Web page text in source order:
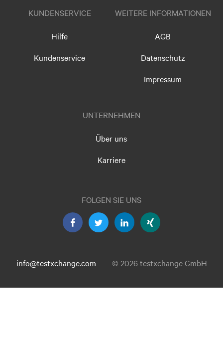
KUNDENSERVICE
Hilfe
Kundenservice
WEITERE INFORMATIONEN
AGB
Datenschutz
Impressum
UNTERNEHMEN
Über uns
Karriere
FOLGEN SIE UNS
info@testxchange.com © 2026 testxchange GmbH